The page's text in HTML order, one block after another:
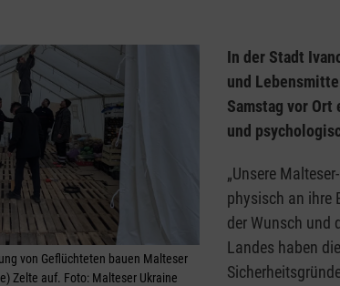
von Geflüchteten bauen Malteser
Zelte auf. Foto: Malteser Ukraine
In der Stadt
und
Samstag vor
und
„Unsere
physisch an ihre
der Wunsch und
Landes haben